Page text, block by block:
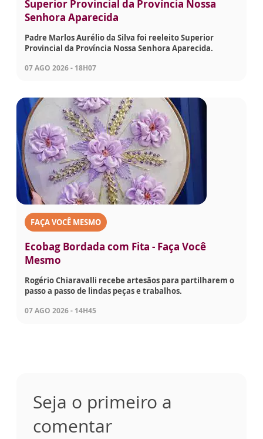
Superior Provincial da Província Nossa
Senhora Aparecida
Padre Marlos Aurélio da Silva foi reeleito Superior
Provincial da Província Nossa Senhora Aparecida.
07 AGO 2026 - 18H07
FAÇA VOCÊ MESMO
Ecobag Bordada com Fita - Faça Você
Mesmo
Rogério Chiaravalli recebe artesãos para partilharem o
passo a passo de lindas peças e trabalhos.
07 AGO 2026 - 14H45
Seja o primeiro a
comentar